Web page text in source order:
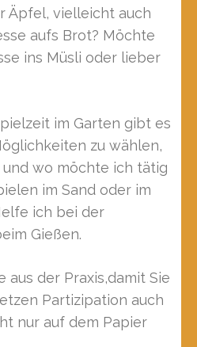
Äpfel, vielleicht auch
aufs Brot? Möchte
ins Müsli oder lieber
im Garten gibt es
zu wählen,
wo möchte ich tätig
im Sand oder im
ich bei der
Gießen.
aus der Praxis,damit Sie
Partizipation auch
nur auf dem Papier